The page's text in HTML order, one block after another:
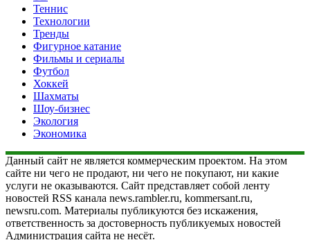
Теннис
Технологии
Тренды
Фигурное катание
Фильмы и сериалы
Футбол
Хоккей
Шахматы
Шоу-бизнес
Экология
Экономика
Данный сайт не является коммерческим проектом. На этом
сайте ни чего не продают, ни чего не покупают, ни какие
услуги не оказываются. Сайт представляет собой ленту
новостей RSS канала news.rambler.ru, kommersant.ru,
newsru.com. Материалы публикуются без искажения,
ответственность за достоверность публикуемых новостей
Администрация сайта не несёт.